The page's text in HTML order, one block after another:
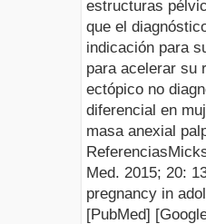
estructuras
que el
indicación para
para acelerar su
ectópico no
diferencial en
masa anexial
Referencias
Med. 2015; 20:
pregnancy in
[PubMed]